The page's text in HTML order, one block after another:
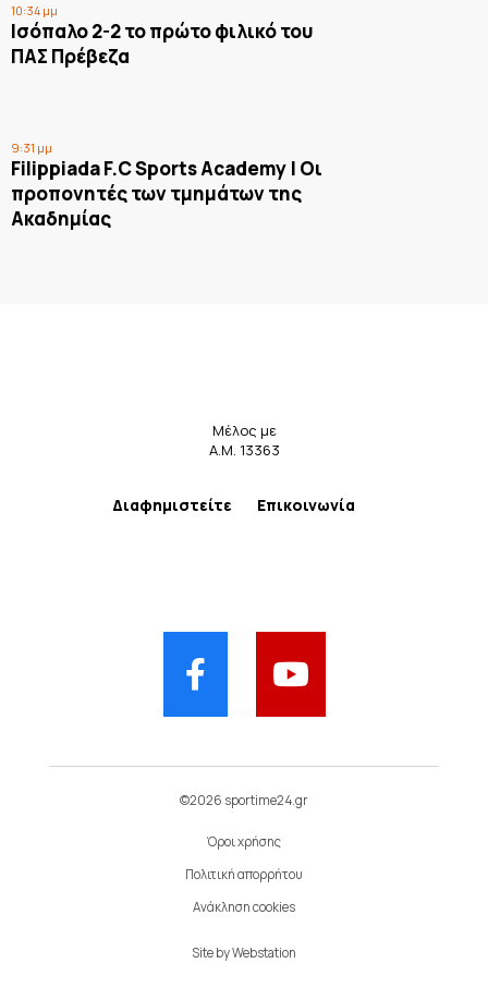
10:34 μμ
Ισόπαλο 2-2 το πρώτο φιλικό του
ΠΑΣ Πρέβεζα
9:31 μμ
Filippiada F.C Sports Academy | Οι
προπονητές των τμημάτων της
Ακαδημίας
Μέλος με
Α.Μ. 13363
Διαφημιστείτε Επικοινωνία
©2026 sportime24.gr
Όροι χρήσης
Πολιτική απορρήτου
Ανάκληση cookies
Site byWebstation